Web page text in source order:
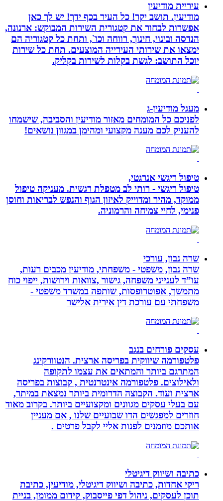
עיריית מודיעין
מודיעין. תושב יקר! כל העיר בכף ידך! יש לך כאן
אפשרות לבחור את קטגורית השירות המבוקש: ארנונה,
הנדסה ובינוי, חינוך, רווחה וכו`, ותחת כל קטגוריה הם
ימצאו את שירותי העירייה המוצעים. תחת כל שירות
יוכל התושב: לגשת בקלות לשירות בקליק.
מעגל מודיעין-ג
לפניכם כל המומחים מאזור מודיעין והסביבה, שישמחו
להעניק לכם מענה מקצועי ומהימן במגוון נושאים!
טיפול ריגשי אנרגטי,
טיפול ריגשי - רותי לב מטפלת רגשית. מעניקה טיפול
ממוקד, מהיר ומדוייק לאיזון הגוף והנפש לבריאות וחוסן
פנימי, לחיי צמיחה והרמוניה.
שרה נבון, עורכי
שרה נבון, משפטי - משפחתי, מודיעין מכבים רעות,
עו”ד לענייני משפחה, גישור ,צוואות וירושות, ייפוי כוח
מתמשך, אפוטרופסות, שותפה במשרד משפטי -
משפחתי עם עורכת דין אירית אלישר
עסקים פורחים בנגב
פלטפורמה שיווקית בפריסה ארצית. הנטוורקינג
המתרגם ביותר והמתאים את עצמו לתקופה
ולאילוצים. פלטפורמה אינטרנטית , קבוצות בפריסה
ארצית ועוד. הקבוצה הדרומית ביותר נמצאת במיתר,
עם בעלי עסקים מגוונים ומקצועיים ביותר. בקרוב מאוד
חוזרים למפגשים הדו שבועיים שלנו , אם מעניין
אותכם מוזמנים לפנות אליי לקבל פרטים .
כתיבה ושיווק דיגיטלי
ריקי אחדות, כתיבה ושיווק דיגיטלי, מודיעין, כתיבת
תוכן לעסקים, ניהול דפי פייסבוק, קידום ממומן, בניית